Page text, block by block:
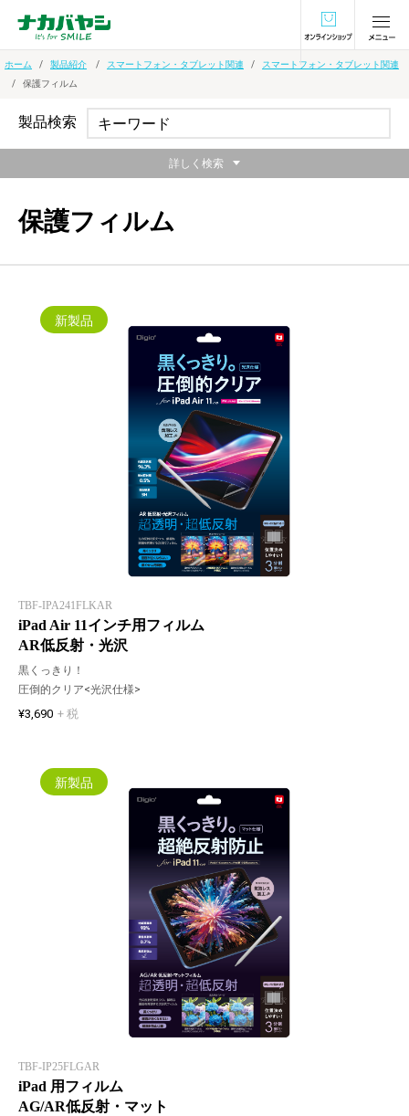
オンラインショ
ホーム 製品紹介 スマートフォン・タブレット関連
スマートフォン・タブレット関連
保護フィルム
保護フィルム
新製品
TBF-IPA241FLKAR
iPad Air 11インチ用フィルム
AR低反射・光沢
黒くっきり！
圧倒的クリア<光沢仕様>
¥3,690 + 税
新製品
TBF-IP25FLGAR
iPad 用フィルム
AG/AR低反射・マット
製品検索
詳しく検索